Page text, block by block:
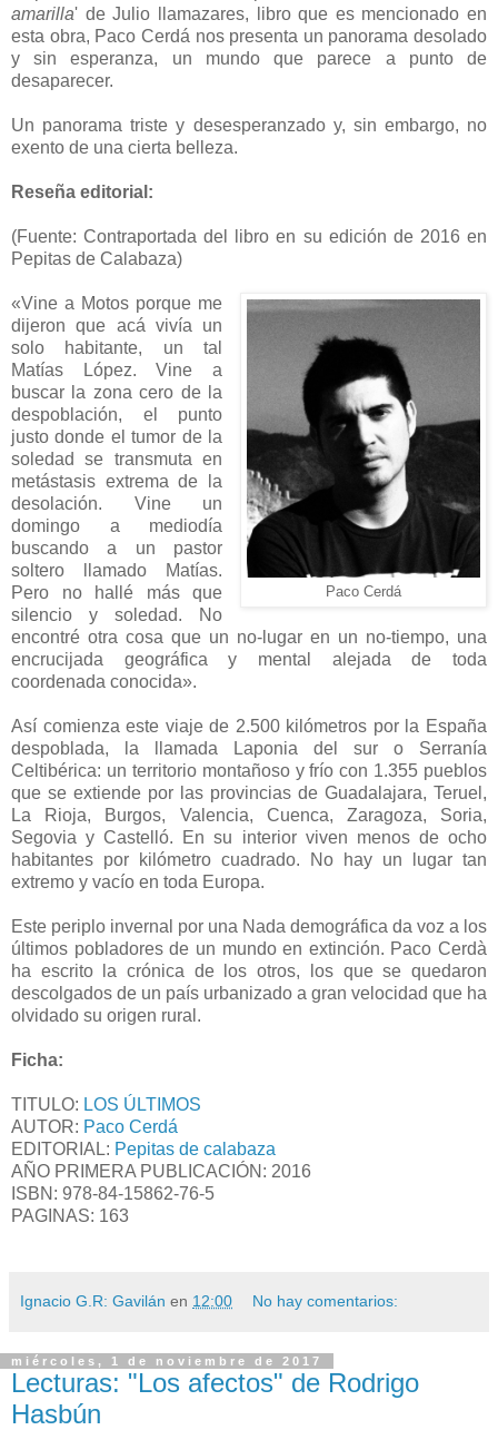
amarilla' de Julio llamazares, libro que es mencionado en
esta obra, Paco Cerdá nos presenta un panorama desolado
y sin esperanza, un mundo que parece a punto de
desaparecer.
Un panorama triste y desesperanzado y, sin embargo, no
exento de una cierta belleza.
Reseña editorial:
(Fuente: Contraportada del libro en su edición de 2016 en
Pepitas de Calabaza)
Paco Cerdá
«Vine a Motos porque me
dijeron que acá vivía un
solo habitante, un tal
Matías López. Vine a
buscar la zona cero de la
despoblación, el punto
justo donde el tumor de la
soledad se transmuta en
metástasis extrema de la
desolación. Vine un
domingo a mediodía
buscando a un pastor
soltero llamado Matías.
Pero no hallé más que
silencio y soledad. No
encontré otra cosa que un no-lugar en un no-tiempo, una
encrucijada geográfica y mental alejada de toda
coordenada conocida».
Así comienza este viaje de 2.500 kilómetros por la España
despoblada, la llamada Laponia del sur o Serranía
Celtibérica: un territorio montañoso y frío con 1.355 pueblos
que se extiende por las provincias de Guadalajara, Teruel,
La Rioja, Burgos, Valencia, Cuenca, Zaragoza, Soria,
Segovia y Castelló. En su interior viven menos de ocho
habitantes por kilómetro cuadrado. No hay un lugar tan
extremo y vacío en toda Europa.
Este periplo invernal por una Nada demográfica da voz a los
últimos pobladores de un mundo en extinción. Paco Cerdà
ha escrito la crónica de los otros, los que se quedaron
descolgados de un país urbanizado a gran velocidad que ha
olvidado su origen rural.
Ficha:
TITULO: LOS ÚLTIMOS
AUTOR: Paco Cerdá
EDITORIAL: Pepitas de calabaza
AÑO PRIMERA PUBLICACIÓN: 2016
ISBN: 978-84-15862-76-5
PAGINAS: 163
Ignacio G.R: Gavilán en 12:00 No hay comentarios:
miércoles, 1 de noviembre de 2017
Lecturas: "Los afectos" de Rodrigo
Hasbún